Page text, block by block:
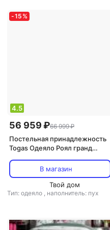
-15 %
4.5
56 959 ₽66 999 ₽
Постельная принадлежность
Togas Одеяло Роял гранд
В магазин
Твой дом
Тип: одеяло , наполнитель: пух